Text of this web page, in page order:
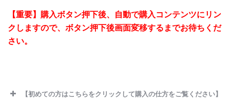
【重要】購入ボタン押下後、自動で購入コンテンツにリン
クしますので、ボタン押下後画面変移するまでお待ちくだ
さい。
【初めての方はこちらをクリックして購入の仕方をご覧ください】